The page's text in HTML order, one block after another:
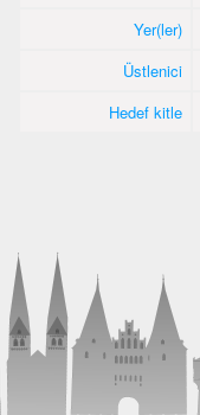
Yer(ler)
Üstlenici
Hedef kitle